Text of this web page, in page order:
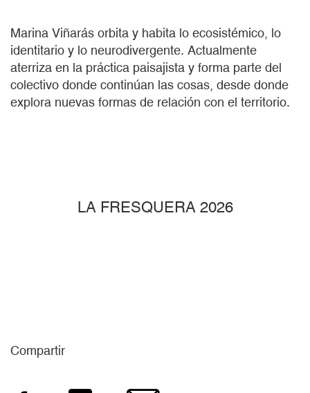
Marina Viñarás orbita y habita lo ecosistémico, lo
identitario y lo neurodivergente. Actualmente
aterriza en la práctica paisajista y forma parte del
colectivo donde continúan las cosas, desde donde
explora nuevas formas de relación con el territorio.
LA FRESQUERA 2026
Compartir